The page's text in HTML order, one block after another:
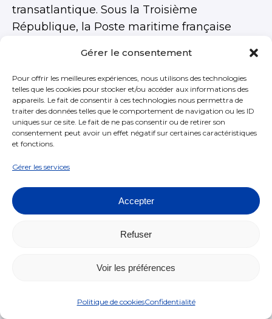
Gérer le consentement
Pour offrir les meilleures expériences, nous utilisons des technologies
telles que les cookies pour stocker et/ou accéder aux informations des
appareils. Le fait de consentir à ces technologies nous permettra de
traiter des données telles que le comportement de navigation ou les ID
uniques sur ce site. Le fait de ne pas consentir ou de retirer son
consentement peut avoir un effet négatif sur certaines caractéristiques
et fonctions.
Gérer les services
Accepter
Refuser
Voir les préférences
Politique de cookiesConfidentialité
transatlantique. Sous la Troisième
République, la Poste maritime française
multiplient. Après la Seconde Guerre
mondiale, la Poste aérienne concurrence de
plus en plus la mer. Les passagers prennent
de plus en plus souvent l’avion, les lettres les
imiteront…
Poste restante
un particulier de retirer son courrier à un
de la Poste restante est attesté dans